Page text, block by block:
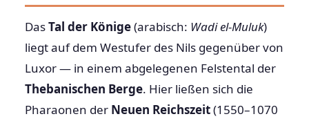
DasTal der Könige(arabisch: Wadi el-Muluk)
liegt auf dem Westufer des Nils gegenüber von
Luxor — in einem abgelegenen Felstental der
Thebanischen Berge. Hier ließen sich die
Pharaonen der Neuen Reichszeit(1550–1070